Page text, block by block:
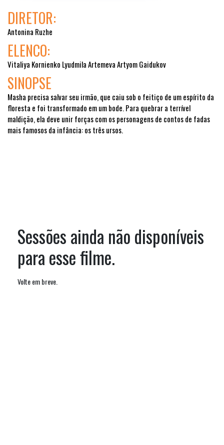
DIRETOR:
Antonina Ruzhe
ELENCO:
Vitaliya Kornienko Lyudmila Artemeva Artyom Gaidukov
SINOPSE
Masha precisa salvar seu irmão, que caiu sob o feitiço de um espírito da
floresta e foi transformado em um bode. Para quebrar a terrível
maldição, ela deve unir forças com os personagens de contos de fadas
mais famosos da infância: os três ursos.
Sessões ainda não disponíveis
para esse filme.
Volte em breve.